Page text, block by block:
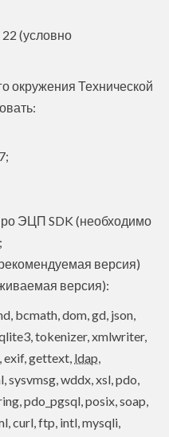
(условно
окружения Технической
ЭЦП SDK (необходимо
версия)
версия):
bcmath, dom, gd, json,
tokenizer, xmlwriter,
exif, gettext, ldap
sysvmsg, wddx, xsl, pdo,
pdo_pgsql, posix, soap,
curl, ftp, intl, mysqli,